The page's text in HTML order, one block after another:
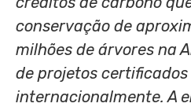
conservação de
milhões de árvores na
de projetos
internacionalmente. A